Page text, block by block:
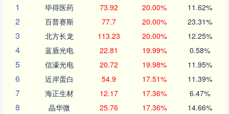
1
毕得医药 73.92 20.00% 11.62%
2 百普赛斯 77.7 20.00% 23.31%
3 北方长龙 113.23 20.00% 12.25%
4 蓝盾光电 22.81 19.99% 0.58%
5 信濠光电 20.72 19.98% 11.95%
6 近岸蛋白 54.9 17.51% 11.39%
7 海正生材 12.17 17.36% 6.47%
8 晶华微 25.76 17.36% 14.66%